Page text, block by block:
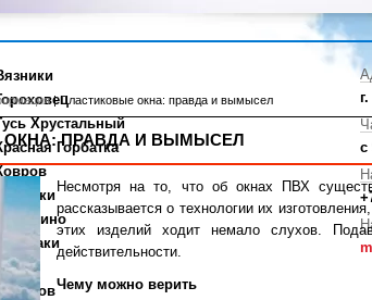
| Пластиковые окна: правда и вымысел
ОКНА: ПРАВДА И ВЫМЫСЕЛ
Несмотря на то, что об окнах ПВХ
рассказывается о технологии их
этих изделий ходит немало слухов.
действительности.
Чему можно верить
Хрустальный
Горбатка
Меленки
Навашино
Кулебаки
Выкса
Касимов
с